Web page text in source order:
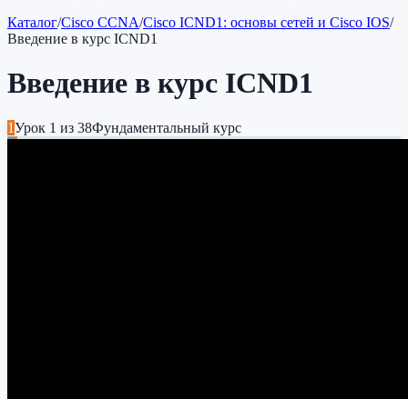
Каталог/Cisco CCNA/Cisco ICND1: основы сетей и Cisco IOS/
Введение в курс ICND1
Введение в курс ICND1
1Урок 1 из 38Фундаментальный курс